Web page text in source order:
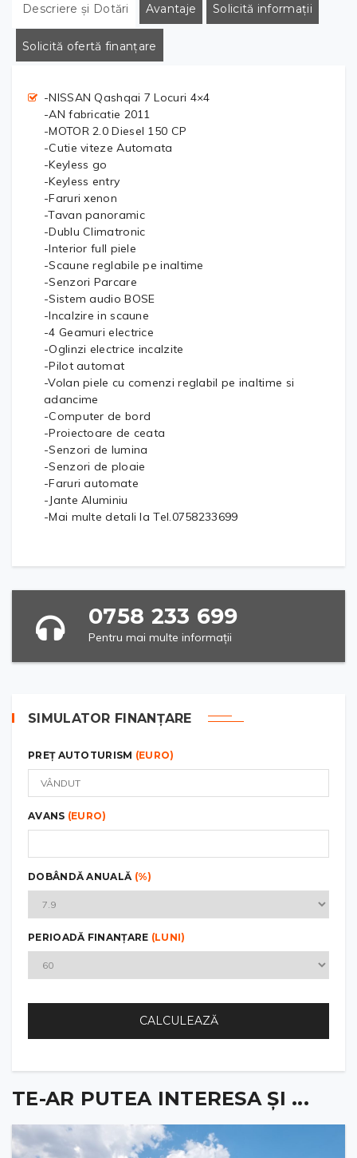
Descriere și Dotări Avantaje Solicită informații
Solicită ofertă finanțare
-NISSAN Qashqai 7 Locuri 4×4
-AN fabricatie 2011
-MOTOR 2.0 Diesel 150 CP
-Cutie viteze Automata
-Keyless go
-Keyless entry
-Faruri xenon
-Tavan panoramic
-Dublu Climatronic
-Interior full piele
-Scaune reglabile pe inaltime
-Senzori Parcare
-Sistem audio BOSE
-Incalzire in scaune
-4 Geamuri electrice
-Oglinzi electrice incalzite
-Pilot automat
-Volan piele cu comenzi reglabil pe inaltime si
adancime
-Computer de bord
-Proiectoare de ceata
-Senzori de lumina
-Senzori de ploaie
-Faruri automate
-Jante Aluminiu
-Mai multe detali la Tel.0758233699
0758 233 699
Pentru mai multe informații
SIMULATOR FINANȚARE
PREȚ AUTOTURISM (EURO)
AVANS (EURO)
DOBÂNDĂ ANUALĂ (%)
PERIOADĂ FINANȚARE (LUNI)
CALCULEAZĂ
TE-AR PUTEA INTERESA ȘI ...